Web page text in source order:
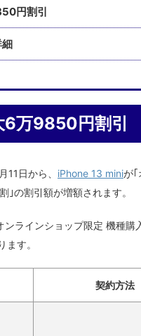
円割引
万9850円割引
11日から、 iPhone 13 miniが｢
｣の割引額が増額されます。
ラインショップ限定 機種購
す。
契約方法